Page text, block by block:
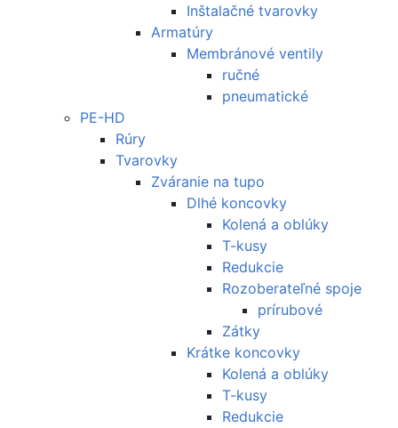
Inštalačné tvarovky
Armatúry
Membránové ventily
ručné
pneumatické
PE-HD
Rúry
Tvarovky
Zváranie na tupo
Dlhé koncovky
Kolená a oblúky
T-kusy
Redukcie
Rozoberateľné spoje
prírubové
Zátky
Krátke koncovky
Kolená a oblúky
T-kusy
Redukcie